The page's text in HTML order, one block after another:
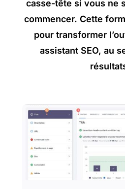
casse-tête si vous ne
commencer. Cette
pour transformer
assistant SEO, au